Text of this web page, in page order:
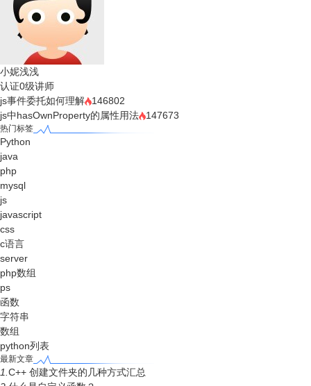
小妮浅浅
认证0级讲师
js事件委托如何理解
146802
js中hasOwnProperty的属性用法
147673
热门标签
Python
java
php
mysql
js
javascript
css
c语言
server
php数组
ps
函数
字符串
数组
python列表
最新文章
1.C++ 创建文件夹的几种方式汇总